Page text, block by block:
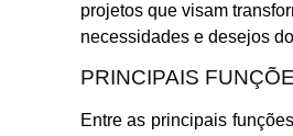
projetos que visam
necessidades e desejos
PRINCIPAIS
Entre as principais